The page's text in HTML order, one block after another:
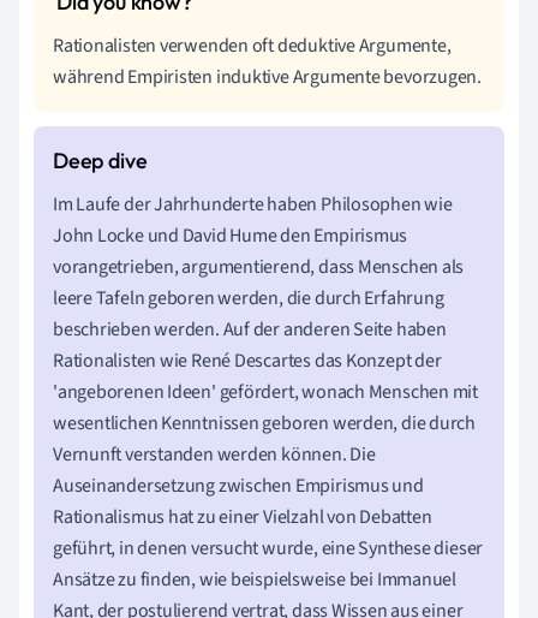
Rationalisten verwenden oft deduktive Argumente,
während Empiristen induktive Argumente bevorzugen.
Im Laufe der Jahrhunderte haben Philosophen wie
John Locke und David Hume den Empirismus
vorangetrieben, argumentierend, dass Menschen als
leere Tafeln geboren werden, die durch Erfahrung
beschrieben werden. Auf der anderen Seite haben
Rationalisten wie René Descartes das Konzept der
'angeborenen Ideen' gefördert, wonach Menschen mit
wesentlichen Kenntnissen geboren werden, die durch
Vernunft verstanden werden können. Die
Auseinandersetzung zwischen Empirismus und
Rationalismus hat zu einer Vielzahl von Debatten
geführt, in denen versucht wurde, eine Synthese dieser
Ansätze zu finden, wie beispielsweise bei Immanuel
Kant, der postulierend vertrat, dass Wissen aus einer